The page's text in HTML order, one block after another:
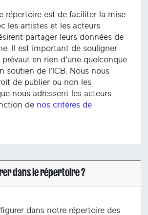
répertoire est de faciliter la mise
les artistes et les acteurs
partager leurs données de
Il est important de souligner
prévaut en rien d’une quelconque
soutien de l’ICB. Nous nous
de publier ou non les
nous adressent les acteurs
de nos critères de
dans le répertoire ?
dans notre répertoire des